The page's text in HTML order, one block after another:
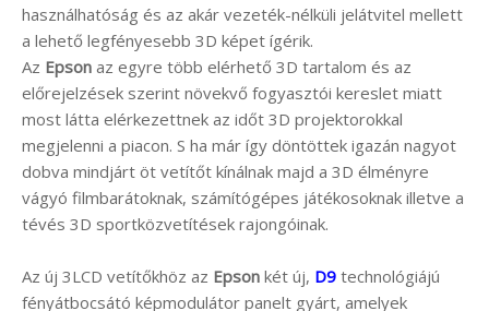
használhatóság és az akár vezeték-nélküli jelátvitel mellett
a lehető legfényesebb 3D képet ígérik.
Az Epson az egyre több elérhető 3D tartalom és az
előrejelzések szerint növekvő fogyasztói kereslet miatt
most látta elérkezettnek az időt 3D projektorokkal
megjelenni a piacon. S ha már így döntöttek igazán nagyot
dobva mindjárt öt vetítőt kínálnak majd a 3D élményre
vágyó filmbarátoknak, számítógépes játékosoknak illetve a
tévés 3D sportközvetítések rajongóinak.
Az új 3LCD vetítőkhöz az Epson két új, D9 technológiájú
fényátbocsátó képmodulátor panelt gyárt, amelyek